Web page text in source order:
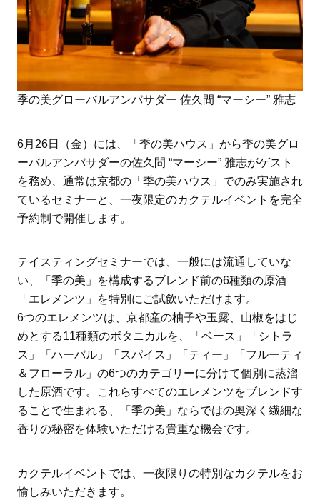
季の美グローバルアンバサダー 佐久間 “マーシー” 雅志
6月26日（金）には、「季の美ハウス」から季の美グロ
ーバルアンバサダーの佐久間 “マーシー” 雅志がゲスト
を務め、通常は京都の「季の美ハウス」でのみ実施され
ているセミナーと、一夜限定のカクテルイベントを完全
予約制で開催します。
テイスティングセミナーでは、一般には流通していな
い、「季の美」を構成するブレンド前の6種類の原酒
「エレメンツ」を特別にご試飲いただけます。
6つのエレメンツは、京都産の柚子や玉露、山椒をはじ
めとする11種類のボタニカルを、「ベース」「シトラ
ス」「ハーバル」「スパイス」「ティー」「フルーティ
＆フローラル」の6つのカテゴリーに分けて個別に蒸溜
した原酒です。これらすべてのエレメンツをブレンドす
ることで生まれる、「季の美」ならではの奥深く繊細な
香りの秘密を体験いただける貴重な機会です。
カクテルイベントでは、一夜限りの特別なカクテルをお
愉しみいただきます。